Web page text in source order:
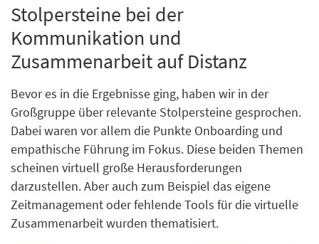
Stolpersteine bei der
Kommunikation und
Zusammenarbeit auf Distanz
Bevor es in die Ergebnisse ging, haben wir in der
Großgruppe über relevante Stolpersteine gesprochen.
Dabei waren vor allem die Punkte Onboarding und
empathische Führung im Fokus. Diese beiden Themen
scheinen virtuell große Herausforderungen
darzustellen. Aber auch zum Beispiel das eigene
Zeitmanagement oder fehlende Tools für die virtuelle
Zusammenarbeit wurden thematisiert.